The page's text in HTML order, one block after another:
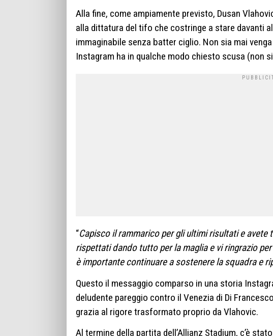
Alla fine, come ampiamente previsto, Dusan
alla dittatura del tifo che costringe a stare davanti
immaginabile senza batter ciglio. Non sia mai
Instagram ha in qualche modo chiesto scusa (non
“Capisco il rammarico per gli ultimi risultati e
rispettati dando tutto per la maglia e vi ringrazio
è importante continuare a sostenere la squadra e
Questo il messaggio comparso in una storia
deludente pareggio contro il Venezia di Di
grazia al rigore trasformato proprio da Vlahovic.
Al termine della partita dell’Allianz Stadium, c’è